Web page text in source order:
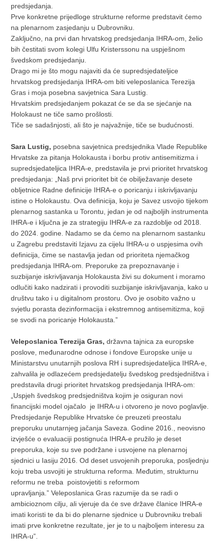
predsjedanja.
Prve konkretne prijedloge strukturne reforme predstavit ćemo
na plenarnom zasjedanju u Dubrovniku.
Zaključno, na prvi dan hrvatskog predsjedanja IHRA-om, želio
bih čestitati svom kolegi Ulfu Kristerssonu na uspješnom
švedskom predsjedanju.
Drago mi je što mogu najaviti da će supredsjedateljice
hrvatskog predsjedanja IHRA-om biti veleposlanica Terezija
Gras i moja posebna savjetnica Sara Lustig.
Hrvatskim predsjedanjem pokazat će se da se sjećanje na
Holokaust ne tiče samo prošlosti.
Tiče se sadašnjosti, ali što je najvažnije, tiče se budućnosti.
Sara Lustig, posebna savjetnica predsjednika Vlade Republike
Hrvatske za pitanja Holokausta i borbu protiv antisemitizma i
supredsjedateljica IHRA-e, predstavila je prvi prioritet hrvatskog
predsjedanja: „Naš prvi prioritet bit će obilježavanje desete
obljetnice Radne definicije IHRA-e o poricanju i iskrivljavanju
istine o Holokaustu. Ova definicija, koju je Savez usvojio tijekom
plenarnog sastanka u Torontu, jedan je od najboljih instrumenta
IHRA-e i ključna je za strategiju IHRA-e za razdoblje od 2018.
do 2024. godine. Nadamo se da ćemo na plenarnom sastanku
u Zagrebu predstaviti Izjavu za cijelu IHRA-u o uspjesima ovih
definicija, čime se nastavlja jedan od prioriteta njemačkog
predsjedanja IHRA-om. Preporuke za prepoznavanje i
suzbijanje iskrivljavanja Holokausta živi su dokument i moramo
odlučiti kako nadzirati i provoditi suzbijanje iskrivljavanja, kako u
društvu tako i u digitalnom prostoru. Ovo je osobito važno u
svjetlu porasta dezinformacija i ekstremnog antisemitizma, koji
se svodi na poricanje Holokausta.”
Veleposlanica Terezija Gras, državna tajnica za europske
poslove, međunarodne odnose i fondove Europske unije u
Ministarstvu unutarnjih poslova RH i supredsjedateljica IHRA-e,
zahvalila je odlazećem predsjedatelju švedskog predsjedništva i
predstavila drugi prioritet hrvatskog predsjedanja IHRA-om:
„Uspjeh švedskog predsjedništva kojim je osiguran novi
financijski model ojačalo je IHRA-u i otvoreno je novo poglavlje.
Predsjedanje Republike Hrvatske će preuzeti preostalu
preporuku unutarnjeg jačanja Saveza. Godine 2016., neovisno
izvješće o evaluaciji postignuća IHRA-e pružilo je deset
preporuka, koje su sve podržane i usvojene na plenarnoj
sjednici u Iasiju 2016. Od deset usvojenih preporuka, posljednju
koju treba usvojiti je strukturna reforma. Međutim, strukturnu
reformu ne treba poistovjetiti s reformom
upravljanja.” Veleposlanica Gras razumije da se radi o
ambicioznom cilju, ali vjeruje da će sve države članice IHRA-e
imati koristi te da bi do plenarne sjednice u Dubrovniku trebali
imati prve konkretne rezultate, jer je to u najboljem interesu za
IHRA-u”.